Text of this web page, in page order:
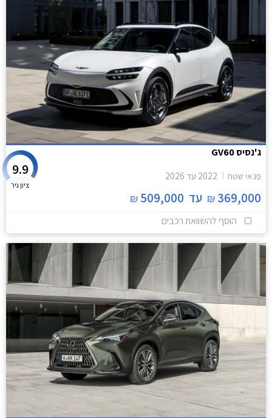
ג'נסיס GV60
פנאי שטח 2022 עד 2026
369,000
₪ עד 509,000
₪
9.9
ציון גיר
הוסף להשוואת רכבים